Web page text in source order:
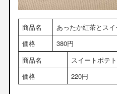
商品名
あったか紅茶とス
価格
380円
商品名
スイートポテト
価格
220円